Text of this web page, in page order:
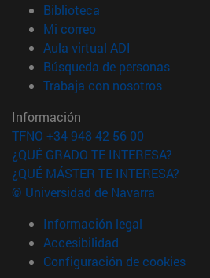
Biblioteca
Mi correo(abre en nueva
Aula virtual ADI
Búsqueda de personas(abre
Trabaja con nosotros(abre en
Información
TFNO +34 948 42 56 00
¿QUÉ GRADO TE INTERESA?
¿QUÉ MÁSTER TE INTERESA?
© Universidad de Navarra
Información legal
Accesibilidad
Configuración de cookies